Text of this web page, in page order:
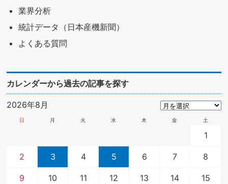
業界分析
統計データ（日本産機新聞）
よくある質問
カレンダーから過去の記事を探す
2026年8月
日 月 火 水 木 金 土
1
2 3 4 5 6 7 8
9 10 11 12 13 14 15